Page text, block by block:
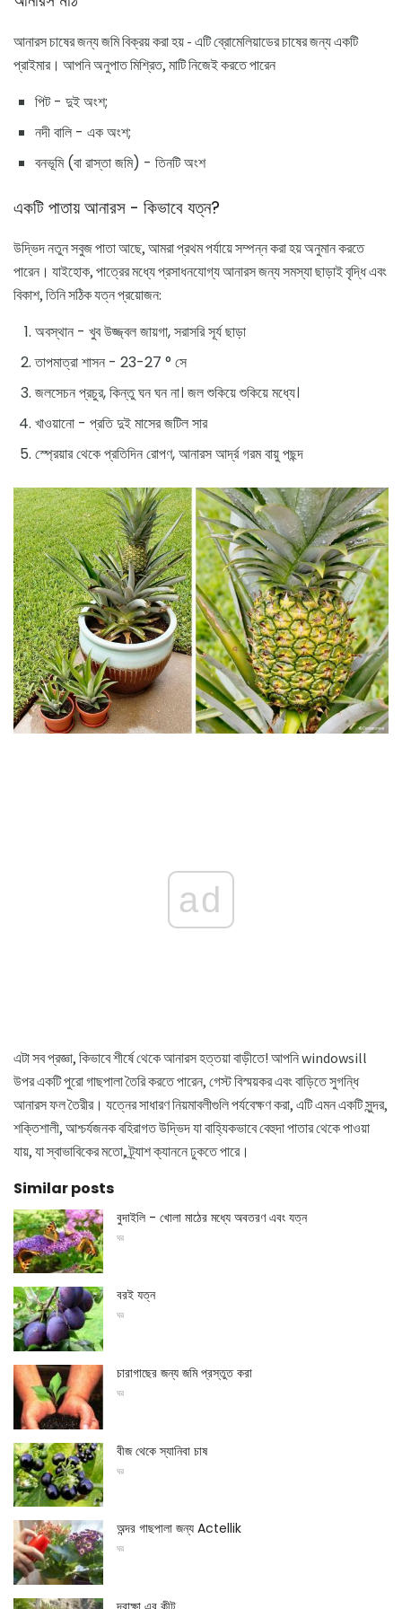
আনারস চাষের জন্য জমি বিক্রয় করা হয় - এটি ব্রোমেলিয়াডের চাষের জন্য একটি
প্রাইমার। আপনি অনুপাত মিশ্রিত, মাটি নিজেই করতে পারেন
পিট - দুই অংশ;
নদী বালি - এক অংশ;
বনভূমি (বা রাস্তা জমি) - তিনটি অংশ
একটি পাতায় আনারস - কিভাবে যত্ন?
উদ্ভিদ নতুন সবুজ পাতা আছে, আমরা প্রথম পর্যায়ে সম্পন্ন করা হয় অনুমান করতে
পারেন। যাইহোক, পাত্রের মধ্যে প্রসাধনযোগ্য আনারস জন্য সমস্যা ছাড়াই বৃদ্ধি এবং
বিকাশ, তিনি সঠিক যত্ন প্রয়োজন:
অবস্থান - খুব উজ্জ্বল জায়গা, সরাসরি সূর্য ছাড়া
তাপমাত্রা শাসন - 23-27 ° সে
জলসেচন প্রচুর, কিন্তু ঘন ঘন না। জল শুকিয়ে শুকিয়ে মধ্যে।
খাওয়ানো - প্রতি দুই মাসের জটিল সার
স্প্রেয়ার থেকে প্রতিদিন রোপণ, আনারস আর্দ্র গরম বায়ু পছন্দ
ad
এটা সব প্রজ্ঞা, কিভাবে শীর্ষে থেকে আনারস হত্তয়া বাড়ীতে! আপনি windowsill
উপর একটি পুরো গাছপালা তৈরি করতে পারেন, গেস্ট বিস্ময়কর এবং বাড়িতে সুগন্ধি
আনারস ফল তৈরীর। যত্নের সাধারণ নিয়মাবলীগুলি পর্যবেক্ষণ করা, এটি এমন একটি সুন্দর,
শক্তিশালী, আশ্চর্যজনক বহিরাগত উদ্ভিদ যা বাহ্যিকভাবে বেহুদা পাতার থেকে পাওয়া
যায়, যা স্বাভাবিকের মতো, ট্র্যাশ ক্যাননে ঢুকতে পারে।
Similar posts
বুদাইলি - খোলা মাঠের মধ্যে অবতরণ এবং যত্ন
ঘর
বরই যত্ন
ঘর
চারাগাছের জন্য জমি প্রস্তুত করা
ঘর
বীজ থেকে স্যানিবা চাষ
ঘর
অন্দর গাছপালা জন্য Actellik
ঘর